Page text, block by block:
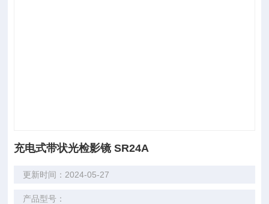
充电式带状光检影镜 SR24A
更新时间：2024-05-27
产品型号：